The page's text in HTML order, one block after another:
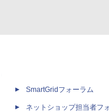
SmartGridフォーラム
ネットショップ担当者フ